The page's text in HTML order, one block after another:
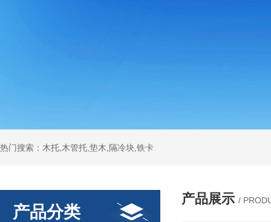
热门搜索：木托,木管托,垫木,隔冷块,铁卡
产品分类
产品展示 /